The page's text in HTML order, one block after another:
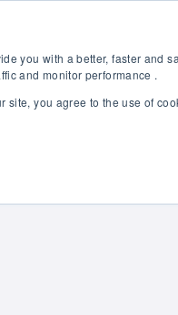
you with a better, faster and
and monitor performance .
site, you agree to the use of
Produits